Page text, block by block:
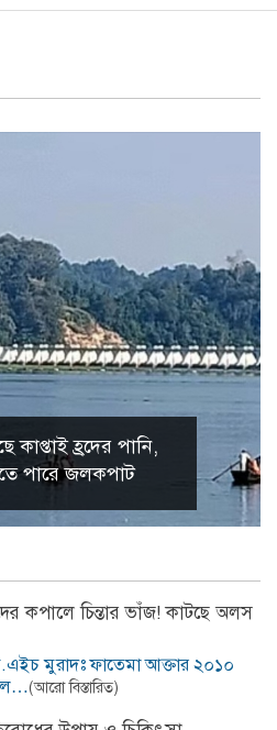
কাপ্তাই হ্রদের পানি,
পারে জলকপাট
কপালে চিন্তার ভাঁজ! কাটছে অলস
মুরাদঃ ফাতেমা আক্তার ২০১০
(আরো বিস্তারিত)